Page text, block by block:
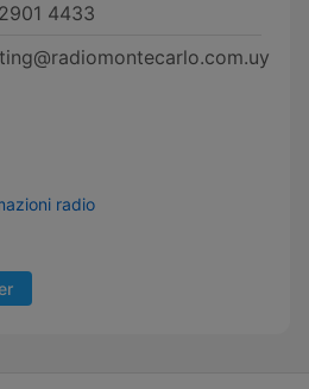
4433
radio